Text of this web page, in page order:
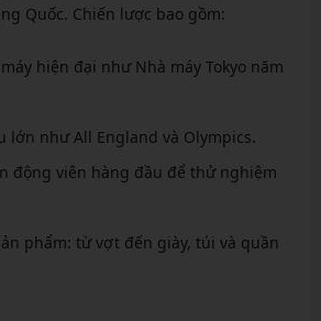
Quốc. Chiến lược bao gồm:
hiện đại như Nhà máy Tokyo năm
lớn như All England và Olympics.
động viên hàng đầu để thử nghiệm
phẩm: từ vợt đến giày, túi và quần